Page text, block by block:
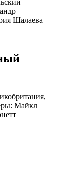
Шалаева
Майкл